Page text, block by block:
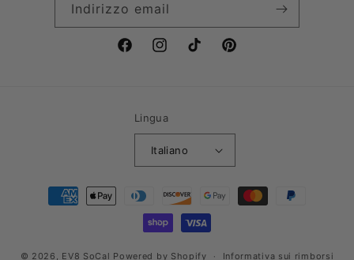
Indirizzo email
FacebookInstagramTikTok Pinterest
Lingua
Italiano
Metodi
© 2026, EV8 SoCal Powered by Shopify Informativa sui rimborsi